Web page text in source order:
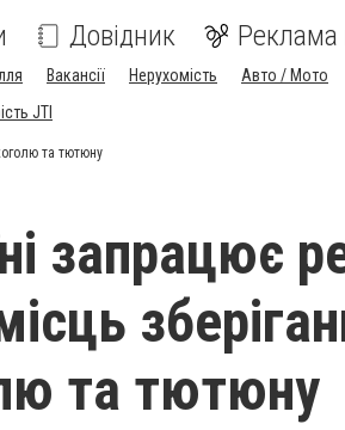
Довідник Реклама
Вакансії Нерухомість Авто / Мото
JTI
та тютюну
запрацює
та тютюну